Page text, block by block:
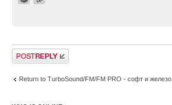
Post a reply
Return to TurboSound/FM/FM PRO - софт и железо